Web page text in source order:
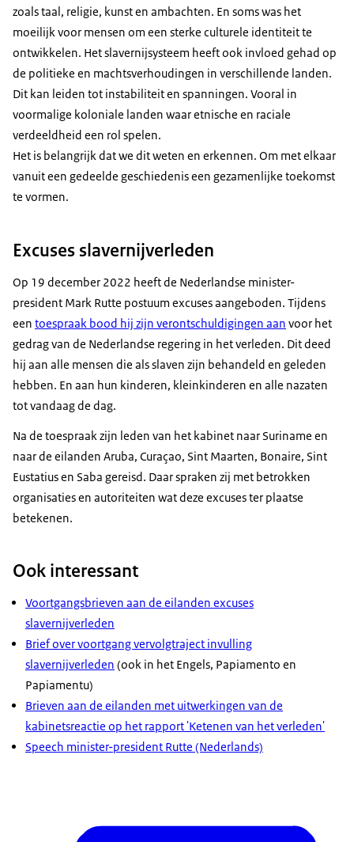
zoals taal, religie, kunst en ambachten. En soms was het
moeilijk voor mensen om een sterke culturele identiteit te
ontwikkelen. Het slavernijsysteem heeft ook invloed gehad op
de politieke en machtsverhoudingen in verschillende landen.
Dit kan leiden tot instabiliteit en spanningen. Vooral in
voormalige koloniale landen waar etnische en raciale
verdeeldheid een rol spelen.
Het is belangrijk dat we dit weten en erkennen. Om met elkaar
vanuit een gedeelde geschiedenis een gezamenlijke toekomst
te vormen.
Excuses slavernijverleden
Op 19 december 2022 heeft de Nederlandse minister-
president Mark Rutte postuum excuses aangeboden. Tijdens
een toespraak bood hij zijn verontschuldigingen aan voor het
gedrag van de Nederlandse regering in het verleden. Dit deed
hij aan alle mensen die als slaven zijn behandeld en geleden
hebben. En aan hun kinderen, kleinkinderen en alle nazaten
tot vandaag de dag.
Na de toespraak zijn leden van het kabinet naar Suriname en
naar de eilanden Aruba, Curaçao, Sint Maarten, Bonaire, Sint
Eustatius en Saba gereisd. Daar spraken zij met betrokken
organisaties en autoriteiten wat deze excuses ter plaatse
betekenen.
Ook interessant
Voortgangsbrieven aan de eilanden excuses
slavernijverleden
Brief over voortgang vervolgtraject invulling
slavernijverleden (ook in het Engels, Papiamento en
Papiamentu)
Brieven aan de eilanden met uitwerkingen van de
kabinetsreactie op het rapport 'Ketenen van het verleden'
Speech minister-president Rutte (Nederlands)